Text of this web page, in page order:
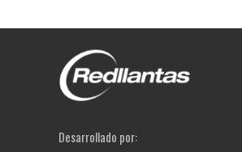
Desarrollado por: